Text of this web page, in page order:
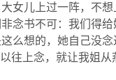
女儿上过一阵，不
念书不可：我们得
么想的，她自己没
往上念，就让我姐